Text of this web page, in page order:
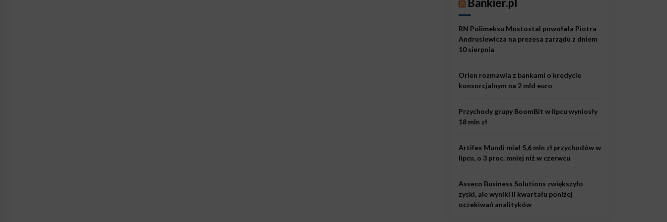
Bankier.pl
RN Polimeksu Mostostal powołała Piotra
Andrusiewicza na prezesa zarządu z dniem
10 sierpnia
Orlen rozmawia z bankami o kredycie
konsorcjalnym na 2 mld euro
Przychody grupy BoomBit w lipcu wyniosły
18 mln zł
Artifex Mundi miał 5,6 mln zł przychodów w
lipcu, o 3 proc. mniej niż w czerwcu
Asseco Business Solutions zwiększyło
zyski, ale wyniki II kwartału poniżej
oczekiwań analityków